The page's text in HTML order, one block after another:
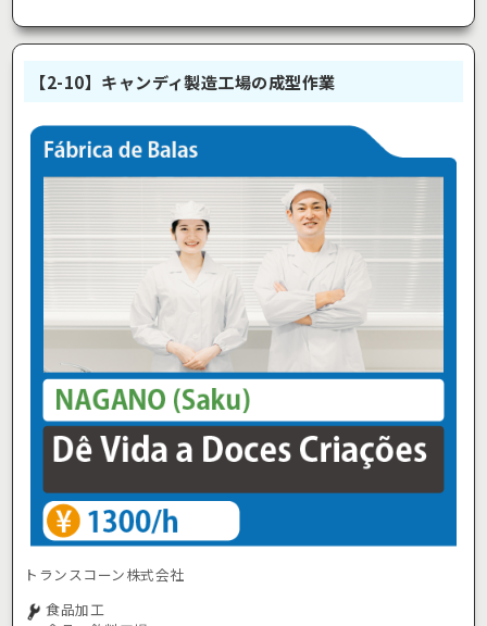
【2-10】キャンディ製造工場の成型作業
トランスコーン株式会社
食品加工